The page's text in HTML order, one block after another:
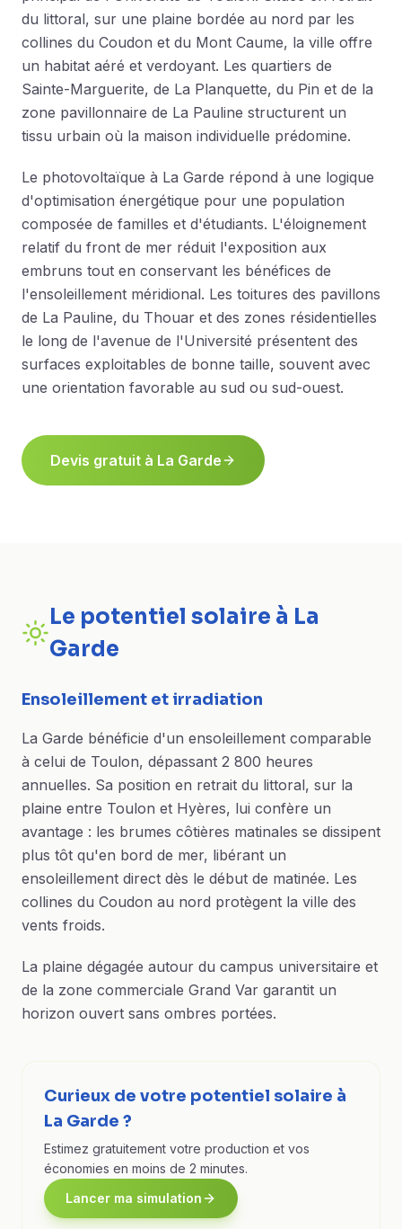
du littoral, sur une plaine bordée au nord par les
collines du Coudon et du Mont Caume, la ville offre
un habitat aéré et verdoyant. Les quartiers de
Sainte-Marguerite, de La Planquette, du Pin et de la
zone pavillonnaire de La Pauline structurent un
tissu urbain où la maison individuelle prédomine.
Le photovoltaïque à La Garde répond à une logique
d'optimisation énergétique pour une population
composée de familles et d'étudiants. L'éloignement
relatif du front de mer réduit l'exposition aux
embruns tout en conservant les bénéfices de
l'ensoleillement méridional. Les toitures des pavillons
de La Pauline, du Thouar et des zones résidentielles
le long de l'avenue de l'Université présentent des
surfaces exploitables de bonne taille, souvent avec
une orientation favorable au sud ou sud-ouest.
Devis gratuit à La Garde
Le potentiel solaire à La
Garde
Ensoleillement et irradiation
La Garde bénéficie d'un ensoleillement comparable
à celui de Toulon, dépassant 2 800 heures
annuelles. Sa position en retrait du littoral, sur la
plaine entre Toulon et Hyères, lui confère un
avantage : les brumes côtières matinales se dissipent
plus tôt qu'en bord de mer, libérant un
ensoleillement direct dès le début de matinée. Les
collines du Coudon au nord protègent la ville des
vents froids.
La plaine dégagée autour du campus universitaire et
de la zone commerciale Grand Var garantit un
horizon ouvert sans ombres portées.
Curieux de votre potentiel solaire à
La Garde ?
Estimez gratuitement votre production et vos
économies en moins de 2 minutes.
Lancer ma simulation